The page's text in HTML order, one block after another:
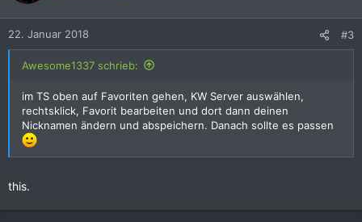
22. Januar 2018 #3
Awesome1337 schrieb:
im TS oben auf Favoriten gehen, KW Server auswählen,
rechtsklick, Favorit bearbeiten und dort dann deinen
Nicknamen ändern und abspeichern. Danach sollte es passen
this.